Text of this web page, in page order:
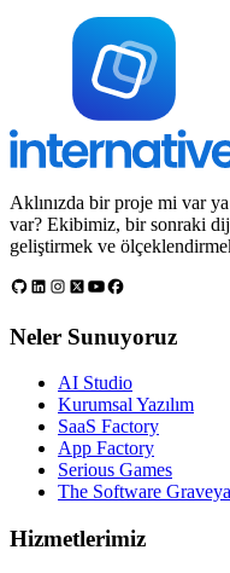
Aklınızda bir proje mi var ya
var? Ekibimiz, bir sonraki
geliştirmek ve
Neler Sunuyoruz
AI Studio
Kurumsal Yazılım
SaaS Factory
App Factory
Serious Games
The Software
Hizmetlerimiz